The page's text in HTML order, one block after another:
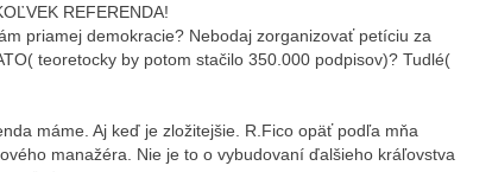
REFERENDA!
priamej demokracie? Nebodaj zorganizovať petíciu za
teoretocky by potom stačilo 350.000 podpisov)? Tudlé(
máme. Aj keď je zložitejšie. R.Fico opäť podľa mňa
manažéra. Nie je to o vybudovaní ďalšieho kráľovstva